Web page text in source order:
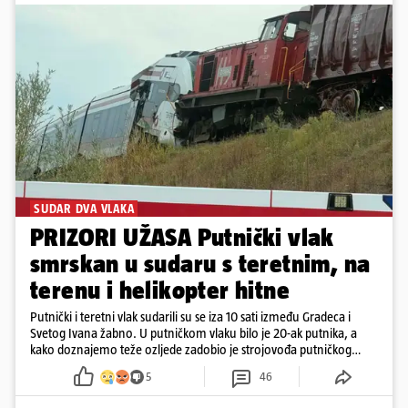
SUDAR DVA VLAKA
PRIZORI UŽASA Putnički vlak
smrskan u sudaru s teretnim, na
terenu i helikopter hitne
Putnički i teretni vlak sudarili su se iza 10 sati između Gradeca i
Svetog Ivana žabno. U putničkom vlaku bilo je 20-ak putnika, a
kako doznajemo teže ozljede zadobio je strojovođa putničkog
vlaka. Zatvoren je promet, a fotoreporteri Prigorskog objavili su
prve snimke s mjesta sudara
5 46